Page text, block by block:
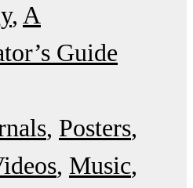
A
Guide
Posters
Music